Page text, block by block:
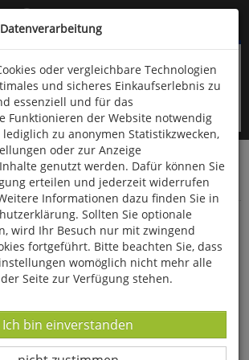
der Seite überspringen
oder (06766) 9323-960
& Garten
Vogelfutter & Zubehör
für Gartenvögel
oder vergleichbare Technologien
und sicheres Einkaufserlebnis zu
essenziell und für das
Funktionieren der Website notwendig
zu anonymen Statistikzwecken,
oder zur Anzeige
genutzt werden. Dafür können Sie
erteilen und jederzeit widerrufen
Informationen dazu finden Sie in
Sollten Sie optionale
wird Ihr Besuch nur mit zwingend
fortgeführt. Bitte beachten Sie, dass
womöglich nicht mehr alle
Seite zur Verfügung stehen.
Datenverarbeitung -
Ich bin einverstanden